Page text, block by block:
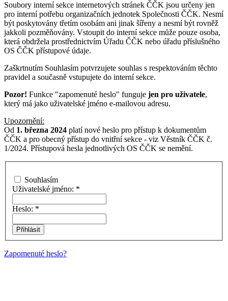
Soubory interní sekce internetových stránek ČČK jsou určeny jen
pro interní potřebu organizačních jednotek Společnosti ČČK. Nesmí
být poskytovány třetím osobám ani jinak šířeny a nesmí být rovněž
jakkoli pozměňovány. Vstoupit do interní sekce může pouze osoba,
která obdržela prostřednictvím Úřadu ČČK nebo úřadu příslušného
OS ČČK přístupové údaje.
Zaškrtnutím Souhlasím potvrzujete souhlas s respektováním těchto
pravidel a současně vstupujete do interní sekce.
Pozor! Funkce "zapomenuté heslo" funguje jen pro uživatele,
který má jako uživatelské jméno e-mailovou adresu.
Upozornění:
Od 1. března 2024 platí nové heslo pro přístup k dokumentům
ČČK a pro obecný přístup do vnitřní sekce - viz Věstník ČČK č.
1/2024. Přístupová hesla jednotlivých OS ČČK se nemění.
Souhlasím
Uživatelské jméno: *
Heslo: *
Zapomenuté heslo?